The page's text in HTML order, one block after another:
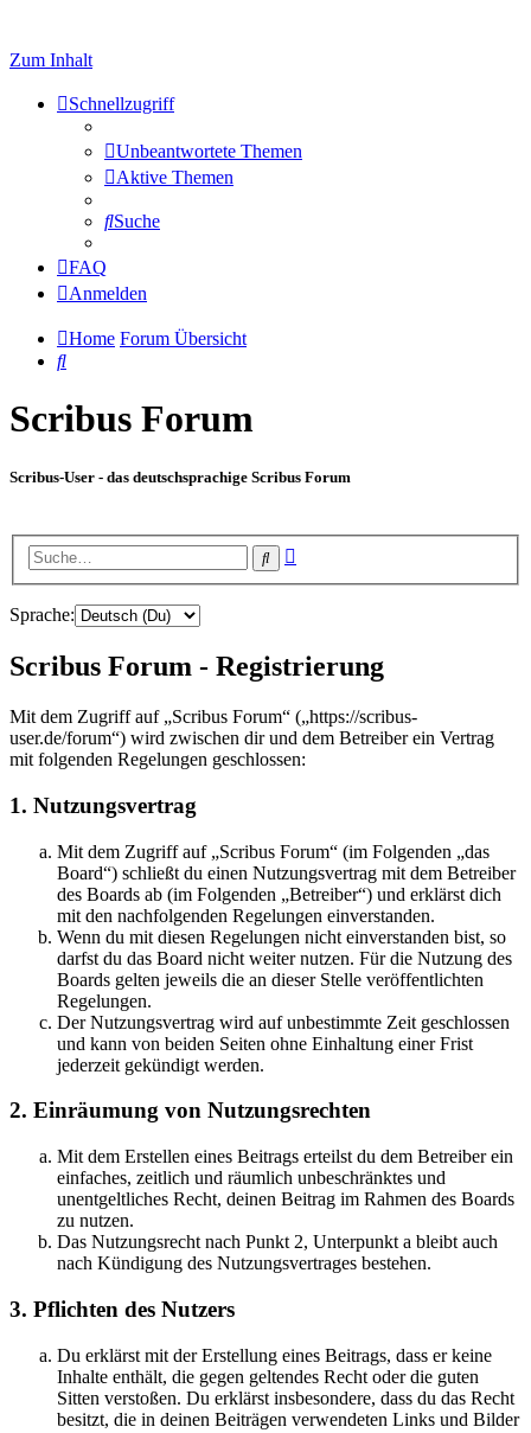
Zum Inhalt
Schnellzugriff
Unbeantwortete Themen
Aktive Themen
Suche
FAQ
Anmelden
Home Forum Übersicht
Suche
Scribus Forum
Scribus-User - das deutschsprachige Scribus Forum
Suche
Sprache:
Scribus Forum - Registrierung
Mit dem Zugriff auf „Scribus Forum“ („https://scribus-
user.de/forum“) wird zwischen dir und dem Betreiber ein Vertrag
mit folgenden Regelungen geschlossen:
1. Nutzungsvertrag
Mit dem Zugriff auf „Scribus Forum“ (im Folgenden „das
Board“) schließt du einen Nutzungsvertrag mit dem Betreiber
des Boards ab (im Folgenden „Betreiber“) und erklärst dich
mit den nachfolgenden Regelungen einverstanden.
Wenn du mit diesen Regelungen nicht einverstanden bist, so
darfst du das Board nicht weiter nutzen. Für die Nutzung des
Boards gelten jeweils die an dieser Stelle veröffentlichten
Regelungen.
Der Nutzungsvertrag wird auf unbestimmte Zeit geschlossen
und kann von beiden Seiten ohne Einhaltung einer Frist
jederzeit gekündigt werden.
2. Einräumung von Nutzungsrechten
Mit dem Erstellen eines Beitrags erteilst du dem Betreiber ein
einfaches, zeitlich und räumlich unbeschränktes und
unentgeltliches Recht, deinen Beitrag im Rahmen des Boards
zu nutzen.
Das Nutzungsrecht nach Punkt 2, Unterpunkt a bleibt auch
nach Kündigung des Nutzungsvertrages bestehen.
3. Pflichten des Nutzers
Du erklärst mit der Erstellung eines Beitrags, dass er keine
Inhalte enthält, die gegen geltendes Recht oder die guten
Sitten verstoßen. Du erklärst insbesondere, dass du das Recht
besitzt, die in deinen Beiträgen verwendeten Links und Bilder